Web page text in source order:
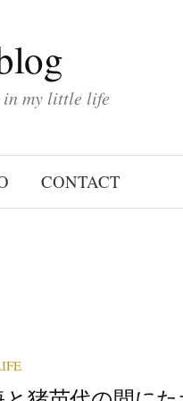
in my little life
CONTACT